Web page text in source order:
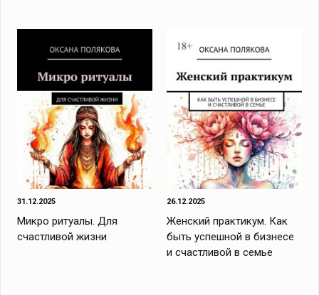
31.12.2025
Микро ритуалы. Для
счастливой жизни
26.12.2025
Женский практикум. Как
быть успешной в бизнесе
и счастливой в семье